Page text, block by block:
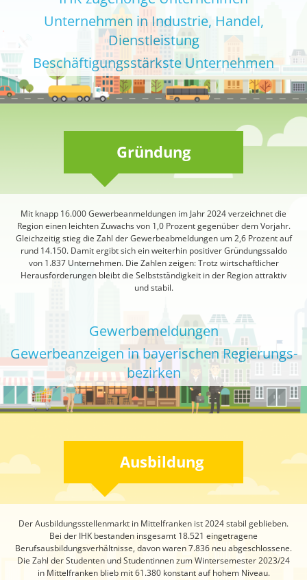
Unternehmen in Industrie, Handel,
Dienstleistung
Beschäftigungs­stärkste Unternehmen
Gründung
Mit knapp 16.000 Gewerbeanmeldungen im Jahr 2024 verzeichnet die
Region einen leichten Zuwachs von 1,0 Prozent gegenüber dem Vorjahr.
Gleichzeitig stieg die Zahl der Gewerbeabmeldungen um 2,6 Prozent auf
rund 14.150. Damit ergibt sich ein weiterhin positiver Gründungssaldo
von 1.837 Unternehmen. Die Zahlen zeigen: Trotz wirtschaftlicher
Herausforderungen bleibt die Selbstständigkeit in der Region attraktiv
und stabil.
Gewerbemeldungen
Gewerbeanzeigen in bayerischen Regierungs­
bezirken
Ausbildung
Der Ausbildungsstellenmarkt in Mittelfranken ist 2024 stabil geblieben.
Bei der IHK bestanden insgesamt 18.521 eingetragene
Berufsausbildungsverhältnisse, davon waren 7.836 neu abgeschlossene.
Die Zahl der Studenten und Studentinnen zum Wintersemester 2023/24
in Mittelfranken blieb mit 61.380 konstant auf hohem Niveau.